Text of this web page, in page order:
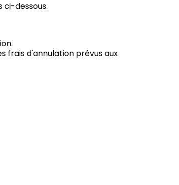
ci-dessous.
frais d'annulation prévus aux